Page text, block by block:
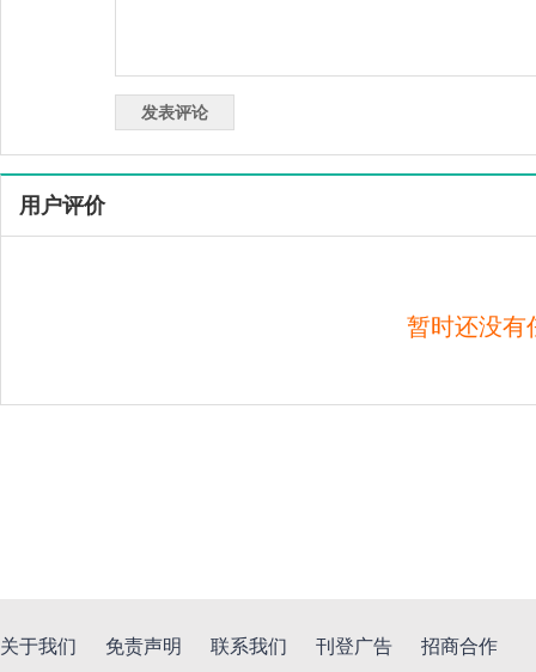
用户评价
暂时还没有
关于我们 免责声明 联系我们 刊登广告 招商合作